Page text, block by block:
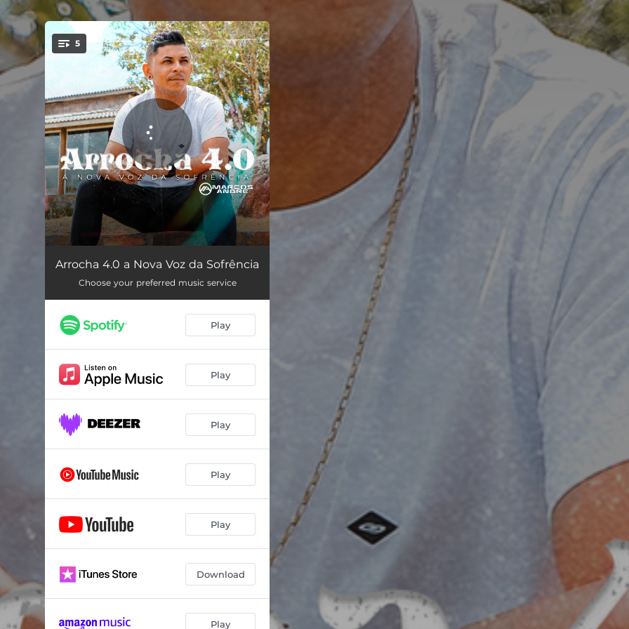
You're all set!
5
Sofrendo Sozinho 02:47
Corno Virtual 03:06
Me Apaixonei pela Cunhada 02:47
Chupando Dedo 03:08
Arrocha 4.0 a Nova Voz da Sofrência
Choose your preferred music service
Play
Play
Play
Play
Play
Download
Play